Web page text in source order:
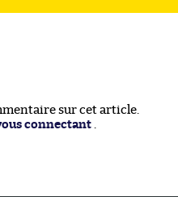
sur cet article.
connectant